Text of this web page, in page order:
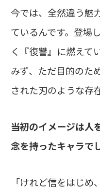
今では、全然違う魅
ているんです。登場
く『復讐』に燃えて
みず、ただ目的のた
された刃のような存
――当初のイメージは
念を持ったキャラで
「けれど信をはじ